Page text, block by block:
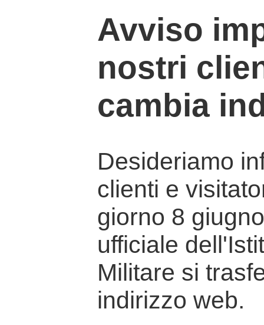
Avviso
nostri
cambia
Desideriamo
clienti e
giorno 8
ufficiale
Militare si
indirizzo web.